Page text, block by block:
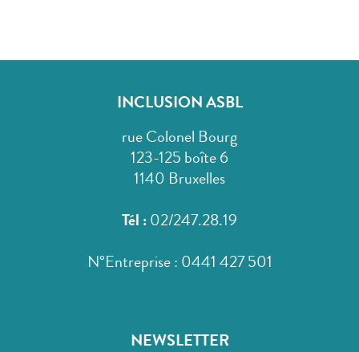
INCLUSION ASBL
rue Colonel Bourg
123-125 boîte 6
1140 Bruxelles
Tél : 02/247.28.19
N°Entreprise : 0441 427 501
NEWSLETTER